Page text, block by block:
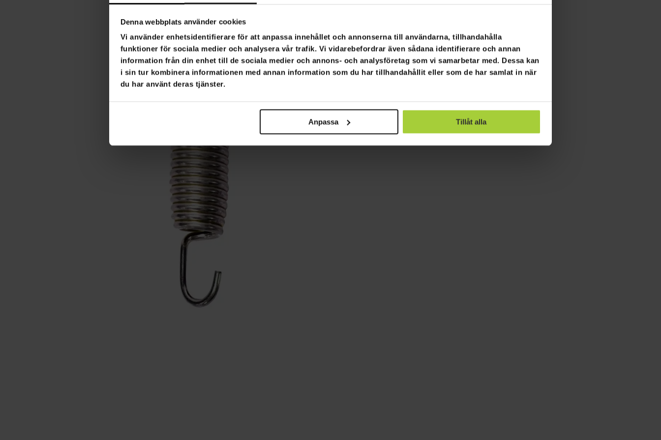
Denna webbplats använder cookies
Vi använder enhetsidentifierare för att anpassa innehållet och annonserna till användarna, tillhandahålla
funktioner för sociala medier och analysera vår trafik. Vi vidarebefordrar även sådana identifierare och annan
information från din enhet till de sociala medier och annons- och analysföretag som vi samarbetar med. Dessa kan
i sin tur kombinera informationen med annan information som du har tillhandahållit eller som de har samlat in när
du har använt deras tjänster.
Anpassa Tillåt alla